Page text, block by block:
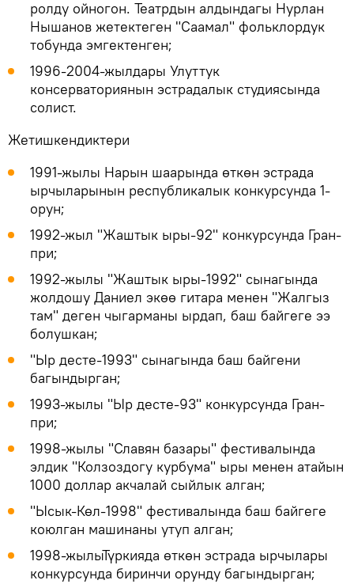
ролду ойногон. Театрдын алдындагы Нурлан
Нышанов жетектеген "Саамал" фольклордук
тобунда эмгектенген;
1996-2004-жылдары Улуттук
консерваториянын эстрадалык студиясында
солист.
Жетишкендиктери
1991-жылы Нарын шаарында өткөн эстрада
ырчыларынын республикалык конкурсунда 1-
орун;
1992-жыл "Жаштык ыры-92" конкурсунда Гран-
при;
1992-жылы "Жаштык ыры-1992" сынагында
жолдошу Даниел экөө гитара менен "Жалгыз
там" деген чыгарманы ырдап, баш байгеге ээ
болушкан;
"Ыр десте-1993" сынагында баш байгени
багындырган;
1993-жылы "Ыр десте-93" конкурсунда Гран-
при;
1998-жылы "Славян базары" фестивалында
элдик "Колзоздогу курбума" ыры менен атайын
1000 доллар акчалай сыйлык алган;
"Ысык-Көл-1998" фестивалында баш байгеге
коюлган машинаны утуп алган;
1998-жылыТүркияда өткөн эстрада ырчылары
конкурсунда биринчи орунду багындырган;